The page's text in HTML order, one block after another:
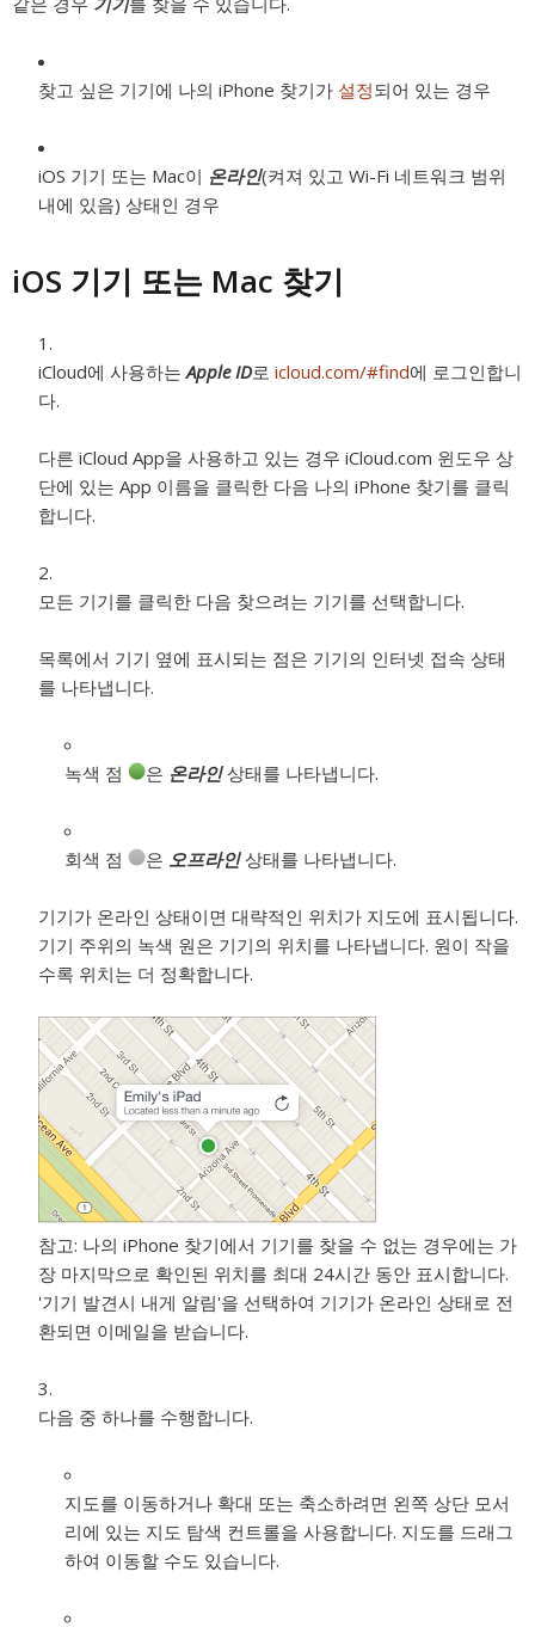
찾고 싶은 기기에 나의 iPhone 찾기가 설정되어 있는 경우
iOS 기기 또는 Mac이 온라인(켜져 있고 Wi-Fi 네트워크 범위
내에 있음) 상태인 경우
iOS 기기 또는 Mac 찾기
iCloud에 사용하는Apple ID로 icloud.com/#find에 로그인합니
다.
다른 iCloud App을 사용하고 있는 경우 iCloud.com 윈도우 상
단에 있는 App 이름을 클릭한 다음 나의 iPhone 찾기를 클릭
합니다.
모든 기기를 클릭한 다음 찾으려는 기기를 선택합니다.
목록에서 기기 옆에 표시되는 점은 기기의 인터넷 접속 상태
를 나타냅니다.
녹색 점 은 온라인상태를 나타냅니다.
회색 점 은 오프라인상태를 나타냅니다.
기기가 온라인 상태이면 대략적인 위치가 지도에 표시됩니다.
기기 주위의 녹색 원은 기기의 위치를 나타냅니다. 원이 작을
수록 위치는 더 정확합니다.
참고: 나의 iPhone 찾기에서 기기를 찾을 수 없는 경우에는 가
장 마지막으로 확인된 위치를 최대 24시간 동안 표시합니다.
'기기 발견시 내게 알림'을 선택하여 기기가 온라인 상태로 전
환되면 이메일을 받습니다.
다음 중 하나를 수행합니다.
지도를 이동하거나 확대 또는 축소하려면 왼쪽 상단 모서
리에 있는 지도 탐색 컨트롤을 사용합니다. 지도를 드래그
하여 이동할 수도 있습니다.